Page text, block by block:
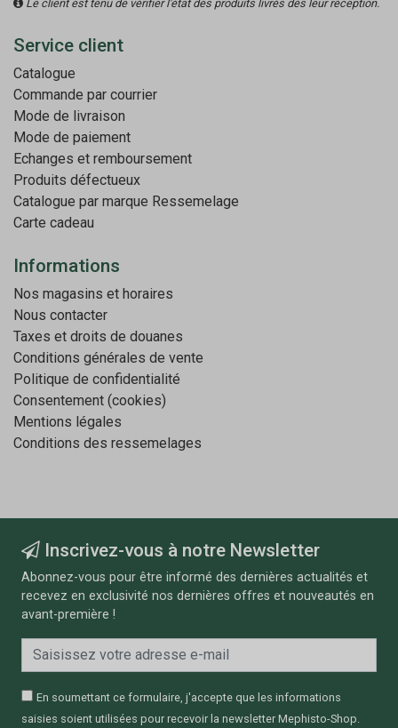
Le client est tenu de vérifier l'état des produits livrés dès leur réception.
Service client
Catalogue
Commande par courrier
Mode de livraison
Mode de paiement
Echanges et remboursement
Produits défectueux
Catalogue par marque Ressemelage
Carte cadeau
Informations
Nos magasins et horaires
Nous contacter
Taxes et droits de douanes
Conditions générales de vente
Politique de confidentialité
Consentement (cookies)
Mentions légales
Conditions des ressemelages
Inscrivez-vous à notre Newsletter
Abonnez-vous pour être informé des dernières actualités et
recevez en exclusivité nos dernières offres et nouveautés en
avant-première !
En soumettant ce formulaire, j'accepte que les informations
saisies soient utilisées pour recevoir la newsletter Mephisto-Shop.